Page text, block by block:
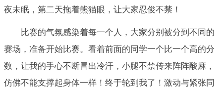
夜未眠，第二天拖着熊猫眼，让大家忍俊不禁！
比赛的气氛感染着每一个人，大家分别被分到不同的
赛场，准备开始比赛。看着前面的同学一个比一个高的分
数，让我的手心不断冒出冷汗，小腿不禁传来阵阵酸麻，
仿佛不能支撑起身体一样！终于轮到我了！激动与紧张同